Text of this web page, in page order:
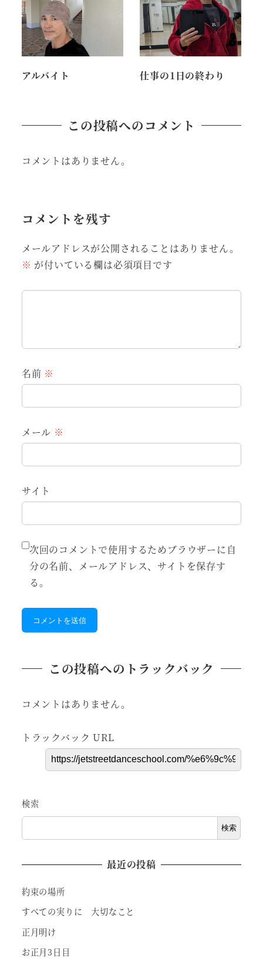
アルバイト 仕事の1日の終わり
この投稿へのコメント
コメントはありません。
コメントを残す
メールアドレスが公開されることはありません。
※ が付いている欄は必須項目です
名前 ※
メール ※
サイト
次回のコメントで使用するためブラウザーに自
分の名前、メールアドレス、サイトを保存す
る。
この投稿へのトラックバック
コメントはありません。
トラックバック URL
検索
検索
最近の投稿
約束の場所
すべての実りに 大切なこと
正月明け
お正月3日目